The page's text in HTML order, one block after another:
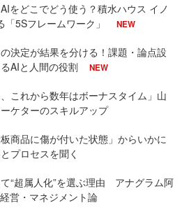
をどこでどう使う？積水ハウス イノ
5Sフレームワーク」
NEW
決定が結果を分ける！課題・論点設
AIと人間の役割
NEW
これから数年はボーナスタイム」山
ケターのスキルアップ
商品に傷が付いた状態」からいかに
プロセスを聞く
“超属人化”を選ぶ理由 アナグラム阿
営・マネジメント論